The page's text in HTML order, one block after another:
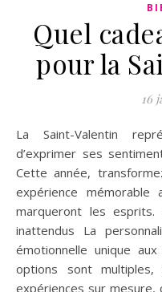
Quel
pour la
16
La Saint-Valentin représente une occasion unique
d’exprimer ses
Cette année,
expérience
marqueront les esprits.
inattendus La
émotionnelle unique
options sont multiples,
expériences sur